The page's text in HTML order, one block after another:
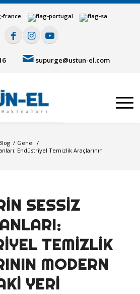
supurge@ustun-el.com
/ Genel /
Endüstriyel Temizlik Araçlarının
SESSIZ
TEMIZLIK
MODERN
YERI